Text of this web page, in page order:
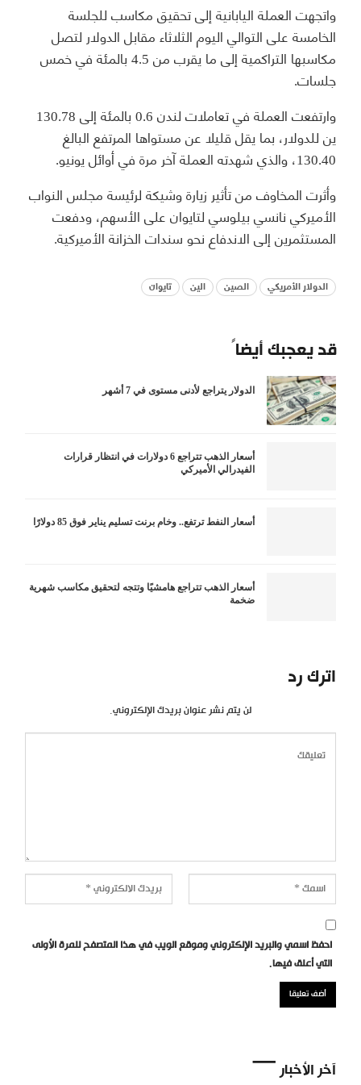
واتجهت العملة اليابانية إلى تحقيق مكاسب للجلسة
الخامسة على التوالي اليوم الثلاثاء مقابل الدولار لتصل
مكاسبها التراكمية إلى ما يقرب من 4.5 بالمئة في خمس
جلسات.
وارتفعت العملة في تعاملات لندن 0.6 بالمئة إلى 130.78
ين للدولار، بما يقل قليلا عن مستواها المرتفع البالغ
130.40، والذي شهدته العملة آخر مرة في أوائل يونيو.
وأثرت المخاوف من تأثير زيارة وشيكة لرئيسة مجلس النواب
الأميركي نانسي بيلوسي لتايوان على الأسهم، ودفعت
المستثمرين إلى الاندفاع نحو سندات الخزانة الأميركية.
الدولار الأمريكي الصين الين تايوان
قد يعجبك أيضاً
الدولار يتراجع لأدنى مستوى في 7 أشهر
أسعار الذهب تتراجع 6 دولارات في انتظار قرارات
الفيدرالي الأميركي
أسعار النفط ترتفع.. وخام برنت تسليم يناير فوق 85 دولارًا
أسعار الذهب تتراجع هامشيًا وتتجه لتحقيق مكاسب شهرية
ضخمة
اترك رد
لن يتم نشر عنوان بريدك الإلكتروني.
احفظ اسمي والبريد الإلكتروني وموقع الويب في هذا المتصفح للمرة الأولى
التي أعلق فيها.
آخر الأخبار